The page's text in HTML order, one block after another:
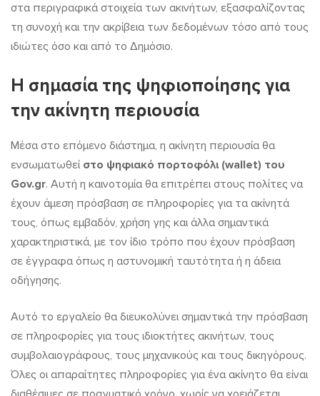
στα περιγραφικά στοιχεία των ακινήτων, εξασφαλίζοντας
τη συνοχή και την ακρίβεια των δεδομένων τόσο από τους
ιδιώτες όσο και από το Δημόσιο.
Η σημασία της ψηφιοποίησης για
την ακίνητη περιουσία
Μέσα στο επόμενο διάστημα, η ακίνητη περιουσία θα
ενσωματωθεί στο ψηφιακό πορτοφόλι (wallet) του
Gov.gr. Αυτή η καινοτομία θα επιτρέπει στους πολίτες να
έχουν άμεση πρόσβαση σε πληροφορίες για τα ακίνητά
τους, όπως εμβαδόν, χρήση γης και άλλα σημαντικά
χαρακτηριστικά, με τον ίδιο τρόπο που έχουν πρόσβαση
σε έγγραφα όπως η αστυνομική ταυτότητα ή η άδεια
οδήγησης.
Αυτό το εργαλείο θα διευκολύνει σημαντικά την πρόσβαση
σε πληροφορίες για τους ιδιοκτήτες ακινήτων, τους
συμβολαιογράφους, τους μηχανικούς και τους δικηγόρους.
Όλες οι απαραίτητες πληροφορίες για ένα ακίνητο θα είναι